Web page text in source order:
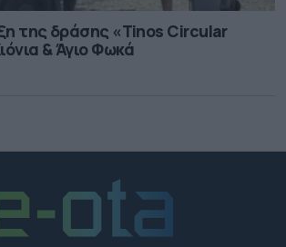
της δράσης «Tinos Circular
& Άγιο Φωκά